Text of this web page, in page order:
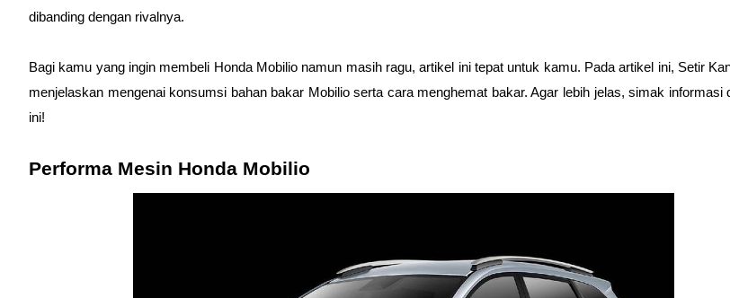
dibanding dengan rivalnya.
Bagi kamu yang ingin membeli Honda Mobilio namun masih ragu, artikel ini tepat untuk kamu. Pada artikel ini, Setir
menjelaskan mengenai konsumsi bahan bakar Mobilio serta cara menghemat bakar. Agar lebih jelas, simak informasi
ini!
Performa Mesin Honda Mobilio